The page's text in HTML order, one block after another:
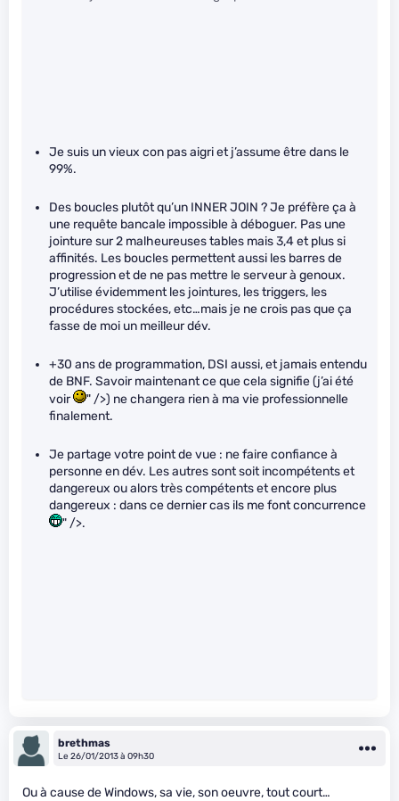
Je suis un vieux con pas aigri et j’assume être dans le
99%.
Des boucles plutôt qu’un INNER JOIN ? Je préfère ça à
une requête bancale impossible à déboguer. Pas une
jointure sur 2 malheureuses tables mais 3,4 et plus si
affinités. Les boucles permettent aussi les barres de
progression et de ne pas mettre le serveur à genoux.
J’utilise évidemment les jointures, les triggers, les
procédures stockées, etc…mais je ne crois pas que ça
fasse de moi un meilleur dév.
+30 ans de programmation, DSI aussi, et jamais entendu
de BNF. Savoir maintenant ce que cela signifie (j’ai été
voir
" />) ne changera rien à ma vie professionnelle
finalement.
Je partage votre point de vue : ne faire confiance à
personne en dév. Les autres sont soit incompétents et
dangereux ou alors très compétents et encore plus
dangereux : dans ce dernier cas ils me font concurrence
" />.
brethmas
Le 26/01/2013 à 09h30
Ou à cause de Windows, sa vie, son oeuvre, tout court…